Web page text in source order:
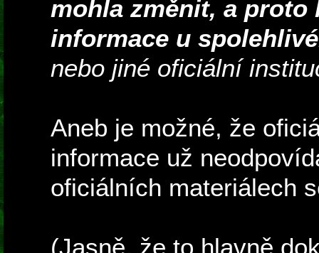
mohla změnit, a
informace u
nebo jiné oficiální
Aneb je možné, že
informace už
oficiálních materiálech
(Jasně, že to hlavně